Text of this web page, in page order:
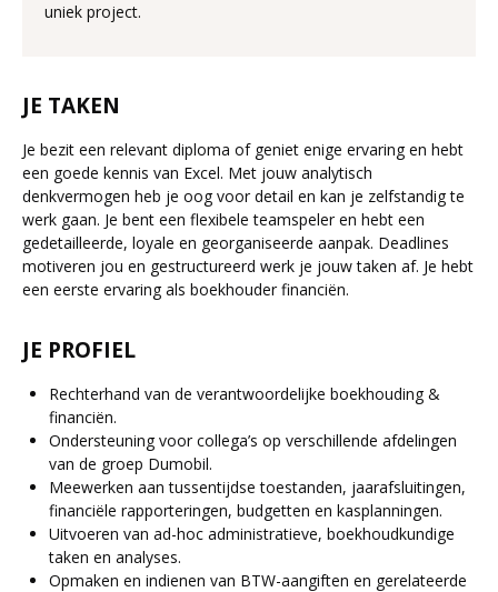
uniek project.
JE TAKEN
Je bezit een relevant diploma of geniet enige ervaring en hebt
een goede kennis van Excel. Met jouw analytisch
denkvermogen heb je oog voor detail en kan je zelfstandig te
werk gaan. Je bent een flexibele teamspeler en hebt een
gedetailleerde, loyale en georganiseerde aanpak. Deadlines
motiveren jou en gestructureerd werk je jouw taken af. Je hebt
een eerste ervaring als boekhouder financiën.
JE PROFIEL
Rechterhand van de verantwoordelijke boekhouding &
financiën.
Ondersteuning voor collega’s op verschillende afdelingen
van de groep Dumobil.
Meewerken aan tussentijdse toestanden, jaarafsluitingen,
financiële rapporteringen, budgetten en kasplanningen.
Uitvoeren van ad-hoc administratieve, boekhoudkundige
taken en analyses.
Opmaken en indienen van BTW-aangiften en gerelateerde